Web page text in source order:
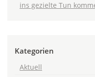
ins gezielte Tun
Kategorien
Aktuell